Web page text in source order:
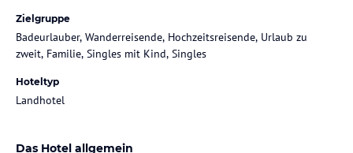
Zielgruppe
Badeurlauber, Wanderreisende, Hochzeitsreisende, Urlaub zu
zweit, Familie, Singles mit Kind, Singles
Hoteltyp
Landhotel
Das Hotel allgemein